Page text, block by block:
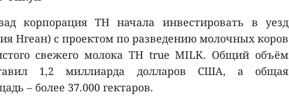
корпорация TH начала инвестировать в уезд
Нгеан) с проектом по разведению молочных коров
свежего молока TH true MILK. Общий объём
1,2 миллиарда долларов США, а общая
– более 37.000 гектаров.